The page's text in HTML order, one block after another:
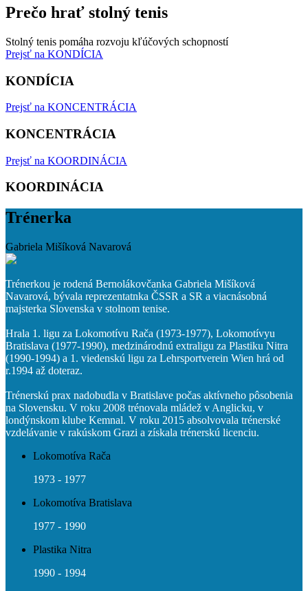
Prečo hrať stolný tenis
Stolný tenis pomáha rozvoju kľúčových schopností
Prejsť na KONDÍCIA
KONDÍCIA
Prejsť na KONCENTRÁCIA
KONCENTRÁCIA
Prejsť na KOORDINÁCIA
KOORDINÁCIA
Trénerka
Gabriela Mišíková Navarová
Trénerkou je rodená Bernolákovčanka Gabriela Mišíková
Navarová, bývala reprezentatnka ČSSR a SR a viacnásobná
majsterka Slovenska v stolnom tenise.
Hrala 1. ligu za Lokomotívu Rača (1973-1977), Lokomotívyu
Bratislava (1977-1990), medzinárodnú extraligu za Plastiku Nitra
(1990-1994) a 1. viedenskú ligu za Lehrsportverein Wien hrá od
r.1994 až doteraz.
Trénerskú prax nadobudla v Bratislave počas aktívneho pôsobenia
na Slovensku. V roku 2008 trénovala mládež v Anglicku, v
londýnskom klube Kemnal. V roku 2015 absolvovala trénerské
vzdelávanie v rakúskom Grazi a získala trénerskú licenciu.
Lokomotíva Rača
1973 - 1977
Lokomotíva Bratislava
1977 - 1990
Plastika Nitra
1990 - 1994